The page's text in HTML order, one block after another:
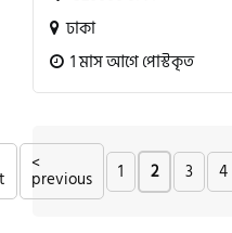
ঢাকা
1 মাস আগে পোস্টকৃত
<
previous 1 2 3 4